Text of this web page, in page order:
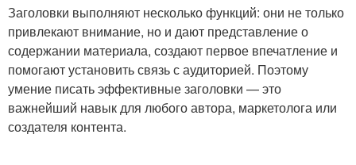
Заголовки выполняют несколько функций: они не только
привлекают внимание, но и дают представление о
содержании материала, создают первое впечатление и
помогают установить связь с аудиторией. Поэтому
умение писать эффективные заголовки — это
важнейший навык для любого автора, маркетолога или
создателя контента.